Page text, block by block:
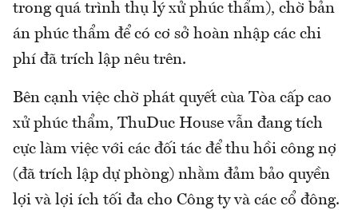
trong quá trình thụ lý xử phúc thẩm), chờ bản
án phúc thẩm để có cơ sở hoàn nhập các chi
phí đã trích lập nêu trên.
Bên cạnh việc chờ phát quyết cùa Tòa cấp cao
xử phúc thẩm, ThuDuc House vẫn đang tích
cực làm việc với các đối tác để thu hồi công nợ
(đã trích lập dự phòng) nhằm đảm bảo quyền
lợi và lợi ích tối đa cho Công ty và các cổ đông.